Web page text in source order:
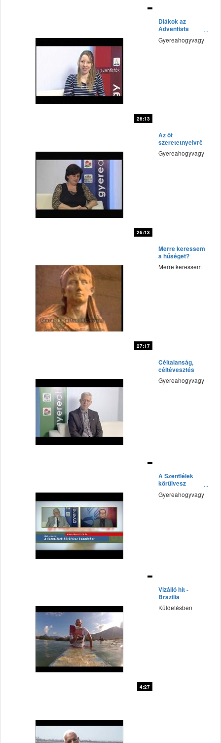
26:13
Diákok az
Adventista
Teológiai
Főiskolán
Gyereahogyvagy
26:13
Az öt
szeretetnyelvről
Gyereahogyvagy
27:17
Merre keressem
a hűséget?
Merre keressem
Céltalanság,
céltévesztés
Gyereahogyvagy
A Szentlélek
körülvesz
bennünket
Gyereahogyvagy
4:27
Vizálló hit -
Brazilia
Küldetésben